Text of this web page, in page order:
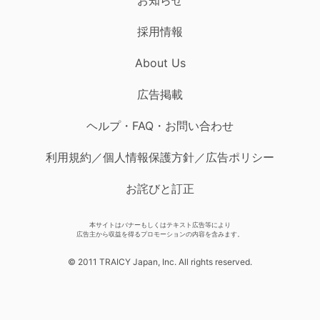
採用情報
About Us
広告掲載
ヘルプ・FAQ・お問い合わせ
利用規約／個人情報保護方針／広告ポリシー
お詫びと訂正
本サイトはバナーもしくはテキスト広告等により
広告主から収益を得るプロモーションの内容を含みます。
© 2011 TRAICY Japan, Inc. All rights reserved.